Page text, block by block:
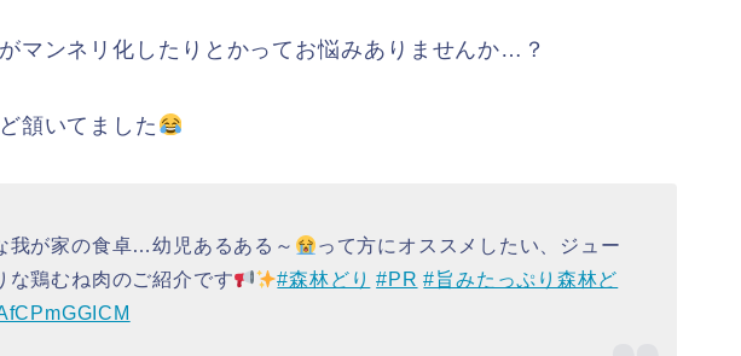
マンネリ化したりとかってお悩みありませんか…？
頷いてました
我が家の食卓…幼児あるある～
って方にオススメしたい、ジュー
な鶏むね肉のご紹介です
#森林どり #PR #旨みたっぷり森林ど